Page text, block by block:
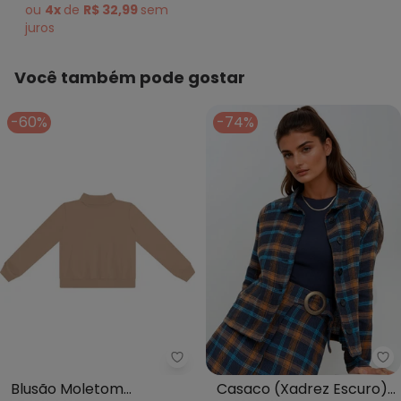
ou 4x de R$ 32,99 sem
juros
Você também pode gostar
-60%
Rovitex - Blusão Moletom
Blusão Moletom
-74%
Casaco (Xadrez Escuro)